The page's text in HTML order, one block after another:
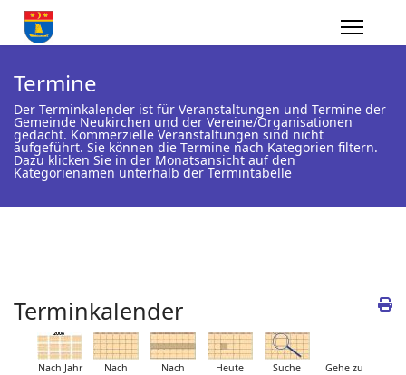
Termine
Der Terminkalender ist für Veranstaltungen und Termine der
Gemeinde Neukirchen und der Vereine/Organisationen
gedacht. Kommerzielle Veranstaltungen sind nicht
aufgeführt. Sie können die Termine nach Kategorien filtern.
Dazu klicken Sie in der Monatsansicht auf den
Kategorienamen unterhalb der Termintabelle
Terminkalender
Nach Jahr
Nach
Nach
Heute Suche
Gehe zu